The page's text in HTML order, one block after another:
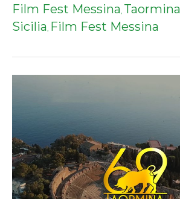
Film Fest Messina,
Sicilia, Film Fest Messina